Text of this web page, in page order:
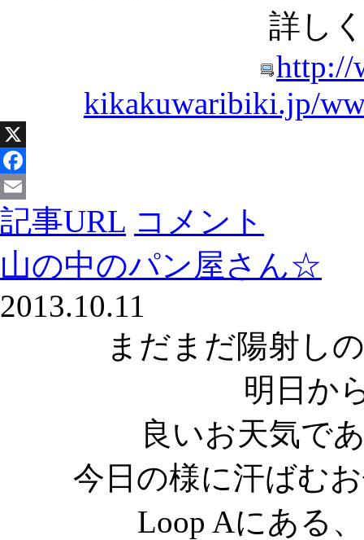
詳し
http://
kikakuwaribiki.jp/
X
Facebook
Email
記事URL コメント
山の中のパン屋さん☆
2013.10.11
まだまだ陽射し
明日か
良いお天気で
今日の様に汗ばむ
Loop Aにある